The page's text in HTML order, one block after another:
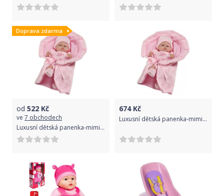
Doprava zdarma
od 522 Kč
ve 7 obchodech
Luxusní dětská panenka-miminko Berbesa Valentina 28cm
674Kč
Luxusní dětská panenka-miminko Berbesa Valentina 28cm, Růžová